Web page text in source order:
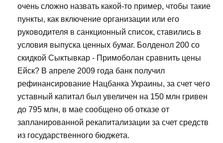
очень сложно назвать какой-то пример, чтобы такие
пункты, как включение организации или его
руководителя в санкционный список, ставились в
условия выпуска ценных бумаг. Болденол 200 со
скидкой Сыктывкар - Примоболан сравнить цены
Ейск? В апреле 2009 года банк получил
рефинансирование Нацбанка Украины, за счет чего
уставный капитал был увеличен на 150 млн гривен
до 795 млн, в мае сообщено об отказе от
запланированной рекапитализации за счет средств
из государственного бюджета.